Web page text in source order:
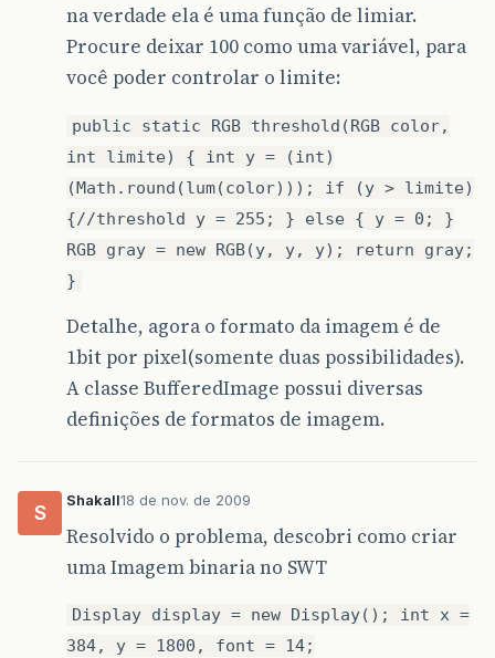
na verdade ela é uma função de limiar.
Procure deixar 100 como uma variável, para
você poder controlar o limite:
public static RGB threshold(RGB color,
int limite) { int y = (int)
(Math.round(lum(color))); if (y > limite)
{//threshold y = 255; } else { y = 0; }
RGB gray = new RGB(y, y, y); return gray;
}
Detalhe, agora o formato da imagem é de
1bit por pixel(somente duas possibilidades).
A classe BufferedImage possui diversas
definições de formatos de imagem.
S
Shakall18 de nov. de 2009
Resolvido o problema, descobri como criar
uma Imagem binaria no SWT
Display display = new Display(); int x =
384, y = 1800, font = 14;